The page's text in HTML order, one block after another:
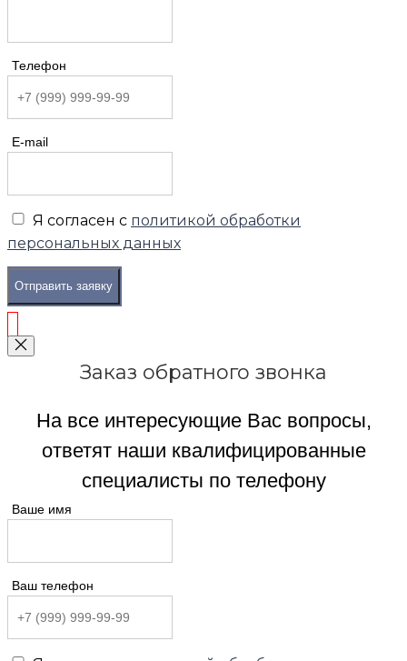
Телефон
E-mail
Я согласен с политикой обработки
персональных данных
Отправить заявку
Заказ обратного звонка
На все интересующие Вас вопросы,
ответят наши квалифицированные
специалисты по телефону
Ваше имя
Ваш телефон